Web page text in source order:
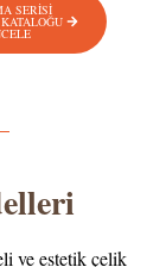
SERİSİ
ve estetik çelik